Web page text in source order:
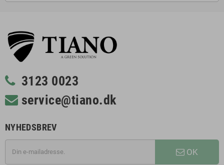
3123 0023
service@tiano.dk
NYHEDSBREV
OK